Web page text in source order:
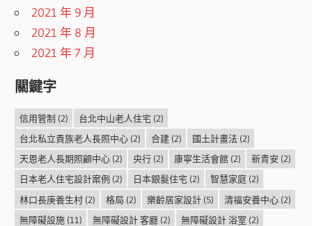
2021 年 9 月
2021 年 8 月
2021 年 7 月
關鍵字
信用管制 (2) 台北中山老人住宅 (2)
台北私立貴族老人長照中心(2) 合建(2) 國土計畫法(2)
天恩老人長期照顧中心(2) 央行(2) 康寧生活會館(2) 新青安 (2)
日本老人住宅設計案例 (2) 日本銀髮住宅 (2) 智慧家庭(2)
林口長庚養生村(2) 格局 (2) 樂齡居家設計(5) 清福安養中心(2)
無障礙設施(11) 無障礙設計 客廳(2) 無障礙設計 浴室 (2)